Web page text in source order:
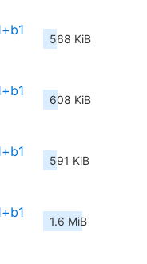
568 KiB
608 KiB
591 KiB
1.6 MiB